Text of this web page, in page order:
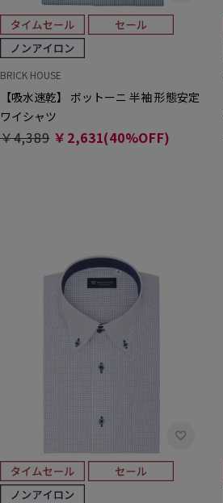
BRICK HOUSE
【吸水速乾】 ボットーニ 半袖 形態安定
ワイシャツ
￥4,389 ￥2,631(40%OFF)